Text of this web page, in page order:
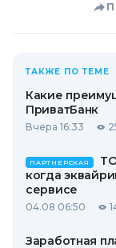
ТАКЖЕ ПО ТЕМЕ
Какие
ПриватБанк
Вчера 16:33
ПАРТНЕРСКАЯ
когда
сервисе
04.08 06:50
Заработная